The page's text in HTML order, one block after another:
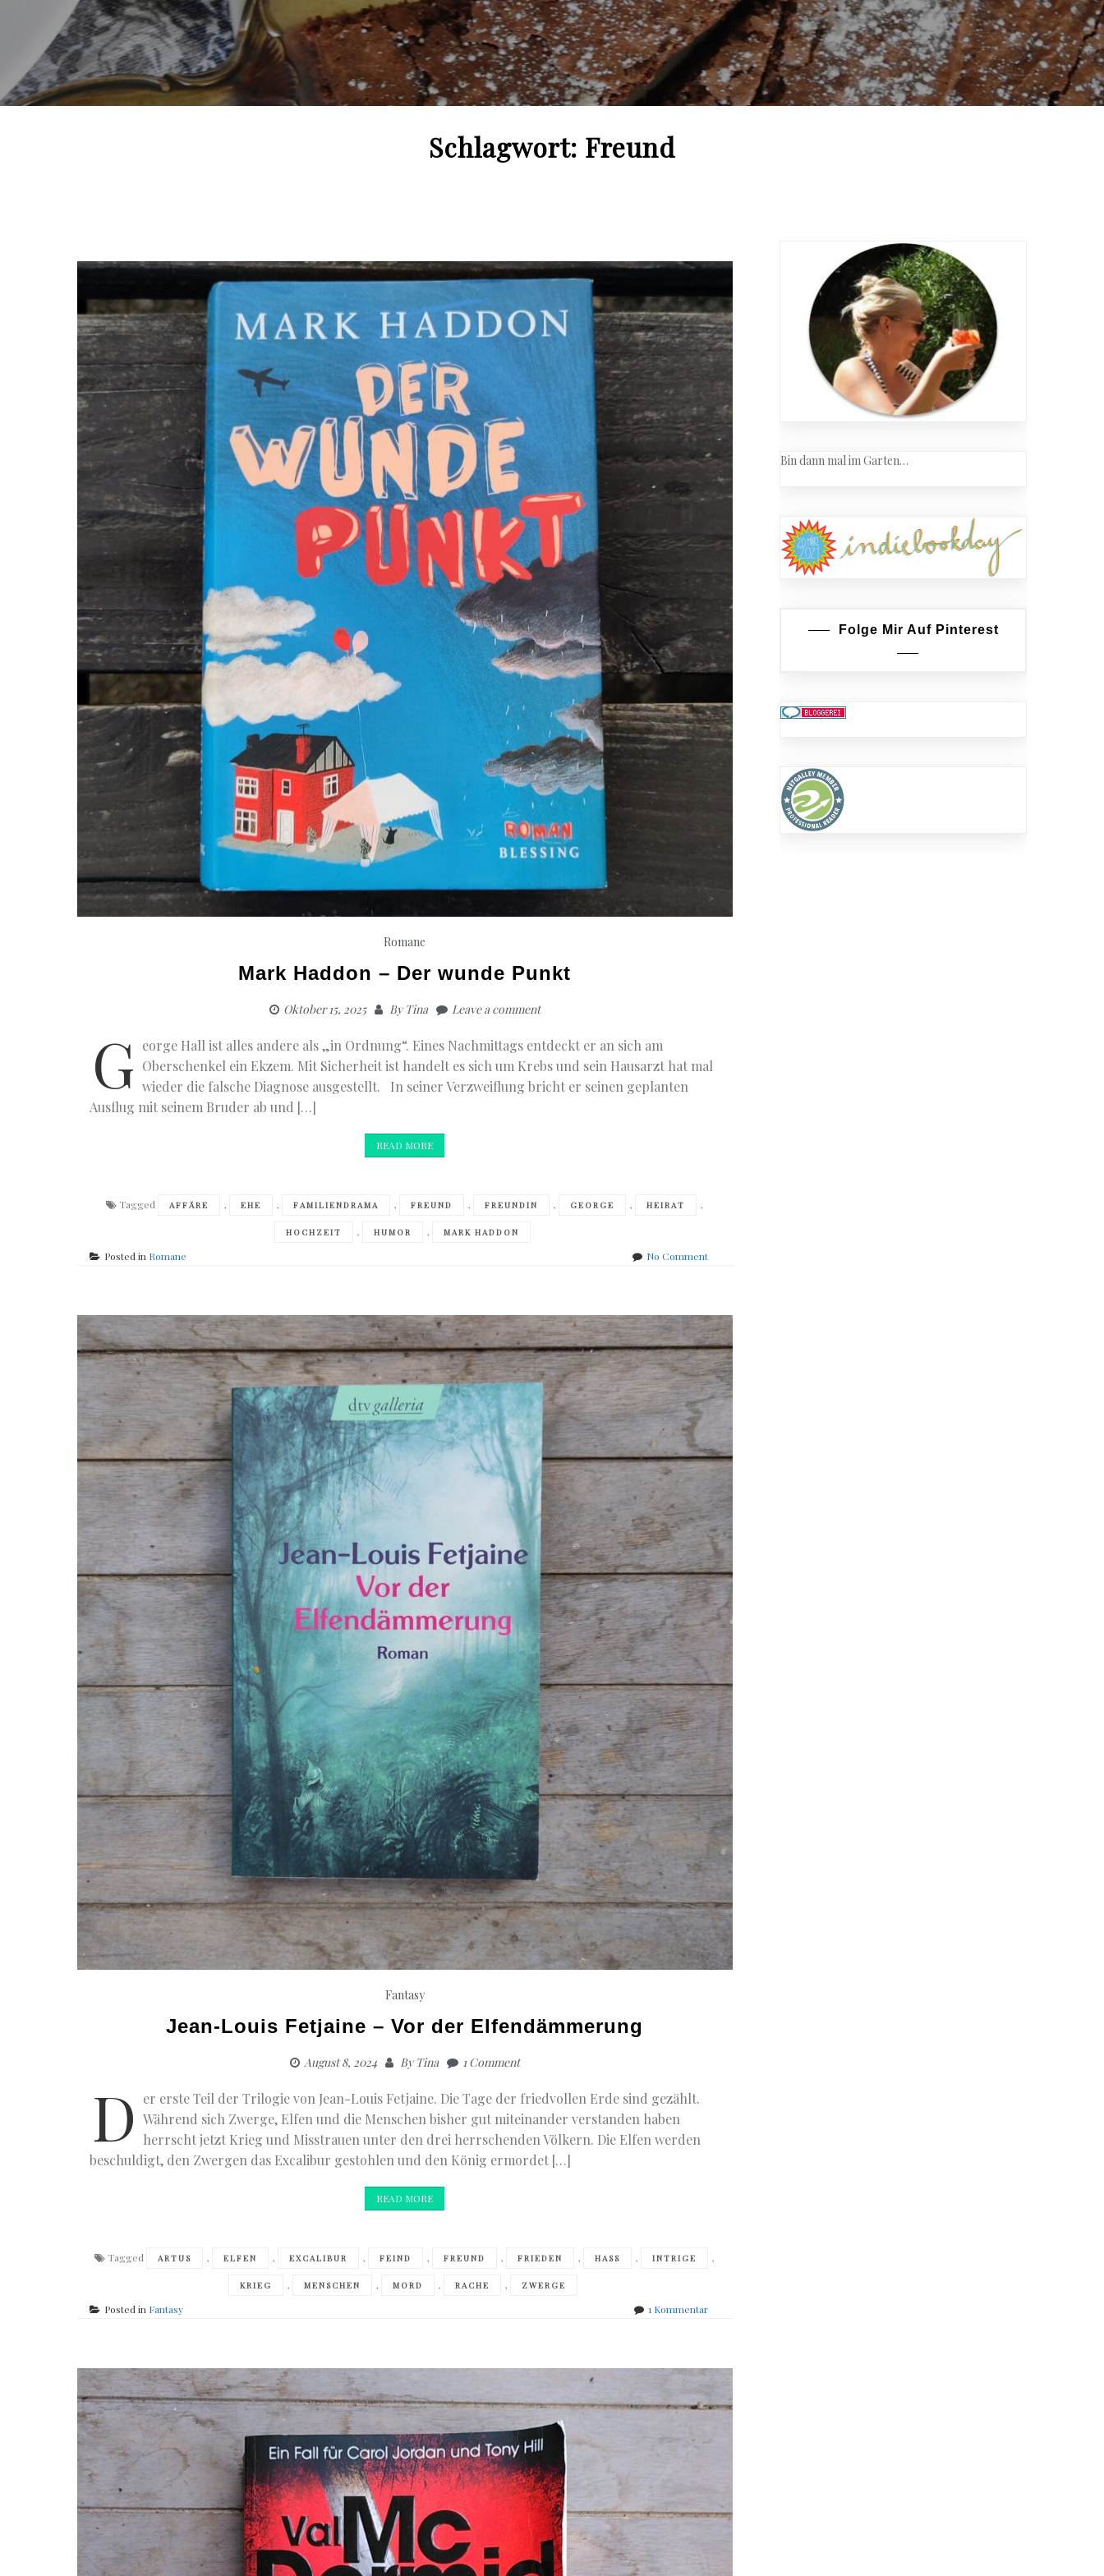
Schlagwort: Freund
Romane
Mark Haddon – Der wunde Punkt
Oktober 15, 2025 ByTina Leave a comment
G eorge Hall ist alles andere als „in Ordnung“. Eines Nachmittags entdeckt er an sich am
Oberschenkel ein Ekzem. Mit Sicherheit ist handelt es sich um Krebs und sein Hausarzt hat mal
wieder die falsche Diagnose ausgestellt. In seiner Verzweiflung bricht er seinen geplanten
Ausflug mit seinem Bruder ab und […]
READ MORE
Tagged AFFÄRE , EHE , FAMILIENDRAMA , FREUND , FREUNDIN , GEORGE , HEIRAT ,
HOCHZEIT , HUMOR , MARK HADDON
Posted in Romane No Commenton
Der
wunde
Punkt
Fantasy
Jean-Louis Fetjaine – Vor der Elfendämmerung
August 8, 2024 ByTina 1 Comment
D
er erste Teil der Trilogie von Jean-Louis Fetjaine. Die Tage der friedvollen Erde sind gezählt.
Während sich Zwerge, Elfen und die Menschen bisher gut miteinander verstanden haben
herrscht jetzt Krieg und Misstrauen unter den drei herrschenden Völkern. Die Elfen werden
beschuldigt, den Zwergen das Excalibur gestohlen und den König ermordet […]
READ MORE
Tagged ARTUS , ELFEN , EXCALIBUR , FEIND , FREUND , FRIEDEN , HASS , INTRIGE ,
KRIEG , MENSCHEN , MORD , RACHE , ZWERGE
Posted in Fantasy 1 Kommentarzu
–
der
Bin dann mal im Garten…
Folge Mir Auf Pinterest